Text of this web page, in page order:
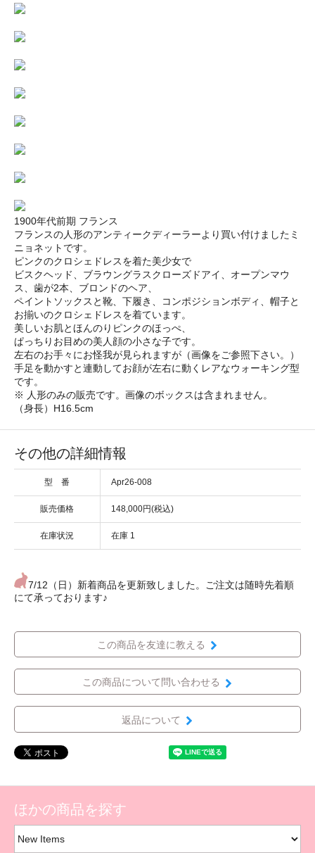
1900年代前期 フランス
フランスの人形のアンティークディーラーより買い付けましたミ
ニョネットです。
ピンクのクロシェドレスを着た美少女で
ビスクヘッド、ブラウングラスクローズドアイ、オープンマウ
ス、歯が2本、ブロンドのヘア、
ペイントソックスと靴、下履き、コンポジションボディ、帽子と
お揃いのクロシェドレスを着ています。
美しいお肌とほんのりピンクのほっぺ、
ぱっちりお目めの美人顔の小さな子です。
左右のお手々にお怪我が見られますが（画像をご参照下さい。）
手足を動かすと連動してお顔が左右に動くレアなウォーキング型
です。
※ 人形のみの販売です。画像のボックスは含まれません。
（身長）H16.5cm
その他の詳細情報
型 番 Apr26-008
販売価格 148,000円(税込)
在庫状況 在庫 1
7/12（日）新着商品を更新致しました。ご注文は随時先着順
にて承っております♪
この商品を友達に教える
この商品について問い合わせる
返品について
ほかの商品を探す